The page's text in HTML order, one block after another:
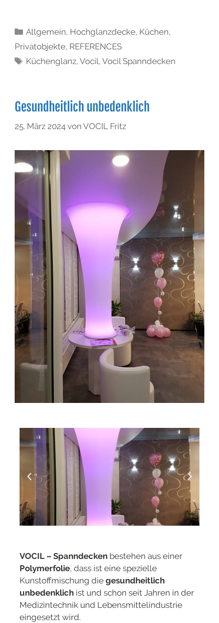
Allgemein, Hochglanzdecke, Küchen,
Privatobjekte, REFERENCES
Küchenglanz,Vocil,Vocil Spanndecken
Gesundheitlich unbedenklich
25. März 2024 von VOCIL Fritz
VOCIL – Spanndecken bestehen aus einer
Polymerfolie, dass ist eine spezielle
Kunstoffmischung die gesundheitlich
unbedenklich ist und schon seit Jahren in der
Medizintechnik und Lebensmittelindustrie
eingesetzt wird.